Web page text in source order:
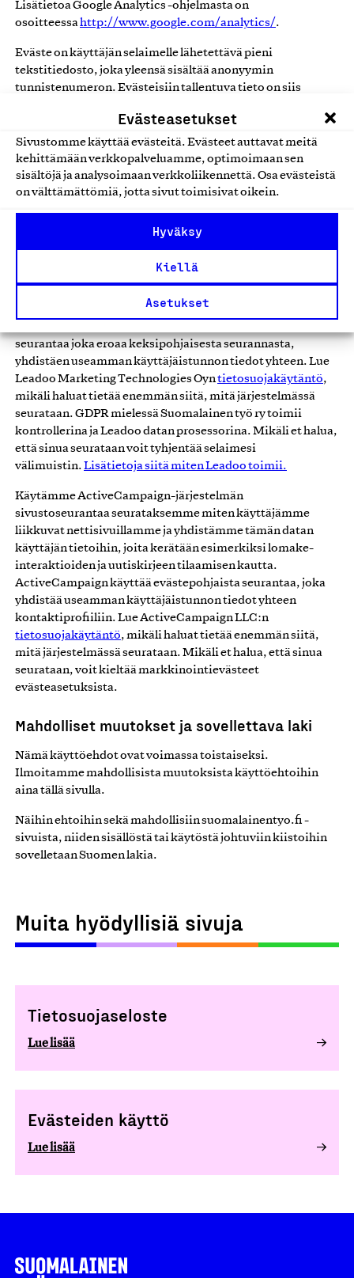
Evästeasetukset
Sivustomme käyttää evästeitä. Evästeet auttavat meitä
kehittämään verkkopalveluamme, optimoimaan sen
sisältöjä ja analysoimaan verkkoliikennettä. Osa evästeistä
on välttämättömiä, jotta sivut toimisivat oikein.
Hyväksy
Kiellä
Asetukset
Lisätietoa Google Analytics -ohjelmasta on
osoitteessahttp://www.google.com/analytics/.
Eväste on käyttäjän selaimelle lähetettävä pieni
tekstitiedosto, joka yleensä sisältää anonyymin
tunnistenumeron. Evästeisiin tallentuva tieto on siis
Eväste ei myöskään vahingoita päätelaitetta. Osa
evästeistä liittyy sivuston toiminallisuuksiin, kuten
graafisen- tai tekstiversion valintaan ja fonttikoon
suurentamiseen, osa sivuston käytön tilastointiin. Lisäksi
sivustolle asetetut sosiaalisten medioiden (Facebook, X,
Youtube, joihin vietyjä videoita saattaa olla upotettuna
Käytämme Leadoon käyttäjänseurantaa seurataksemme
yhdistämme tämän datan käyttäjän tietoihin joita kerätään
seurantaa joka eroaa keksipohjaisesta seurannasta,
yhdistäen useamman käyttäjäistunnon tiedot yhteen. Lue
Leadoo Marketing Technologies Oyntietosuojakäytäntö,
mikäli haluat tietää enemmän siitä, mitä järjestelmässä
seurataan. GDPR mielessä Suomalainen työ ry toimii
kontrollerina ja Leadoo datan prosessorina. Mikäli et halua,
että sinua seurataan voit tyhjentää selaimesi
välimuistin. Lisätietoja siitä miten Leadoo toimii.
Käytämme ActiveCampaign-järjestelmän
sivustoseurantaa seurataksemme miten käyttäjämme
liikkuvat nettisivuillamme ja yhdistämme tämän datan
käyttäjän tietoihin, joita kerätään esimerkiksi lomake-
interaktioiden ja uutiskirjeen tilaamisen kautta.
ActiveCampaign käyttää evästepohjaista seurantaa, joka
yhdistää useamman käyttäjäistunnon tiedot yhteen
kontaktiprofiiliin. Lue ActiveCampaign LLC:n
tietosuojakäytäntö, mikäli haluat tietää enemmän siitä,
mitä järjestelmässä seurataan. Mikäli et halua, että sinua
seurataan, voit kieltää markkinointievästeet
evästeasetuksista.
Mahdolliset muutokset ja sovellettava laki
Nämä käyttöehdot ovat voimassa toistaiseksi.
Ilmoitamme mahdollisista muutoksista käyttöehtoihin
aina tällä sivulla.
Näihin ehtoihin sekä mahdollisiin suomalainentyo.fi -
sivuista, niiden sisällöstä tai käytöstä johtuviin kiistoihin
sovelletaan Suomen lakia.
Muita hyödyllisiä sivuja
Tietosuojaseloste
Lue lisää
Evästeiden käyttö
Lue lisää